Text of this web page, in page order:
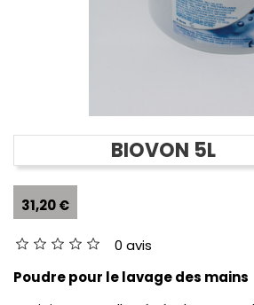
BIOVON 5L
31,20 €
0 avis
Poudre pour le lavage des mains